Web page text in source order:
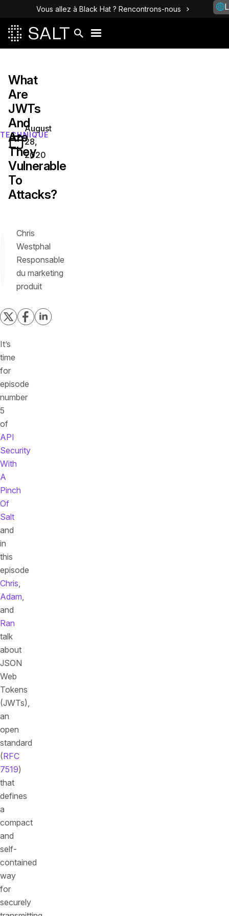
Vous allez à Black Hat ? Rencontrons-nous
TECHNIQUE
What
Are
JWTs
And
Are
They
Vulnerable
To
Attacks?
August
28,
2020
Chris
Westphal
Responsable
du marketing
produit
It’s
time
for
episode
number
5
of
API
Security
With
A
Pinch
Of
Salt
and
in
this
episode
Chris,
Adam,
and
Ran
talk
about
JSON
Web
Tokens
(JWTs),
an
open
standard
(RFC
7519)
that
defines
a
compact
and
self-
contained
way
for
securely